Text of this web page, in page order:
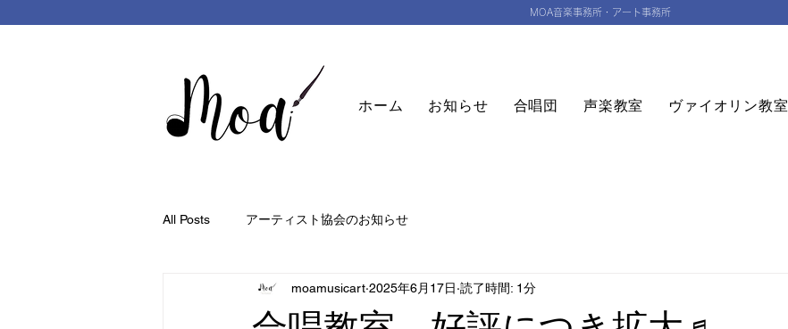
MOA音楽事務所・アート事務所
ホーム お知らせ 合唱団 声楽教室 ヴァイオリン教室
All Posts アーティスト協会のお知らせ
moamusicart 2025年6月17日 読了時間: 1分